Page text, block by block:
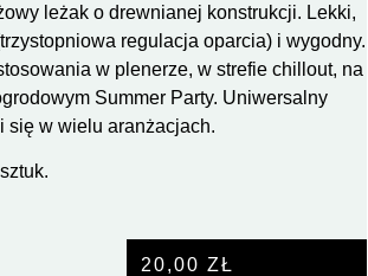
leżak o drewnianej konstrukcji. Lekki,
regulacja oparcia) i wygodny.
w plenerze, w strefie chillout, na
Summer Party. Uniwersalny
się w wielu aranżacjach.
20,00 ZŁ